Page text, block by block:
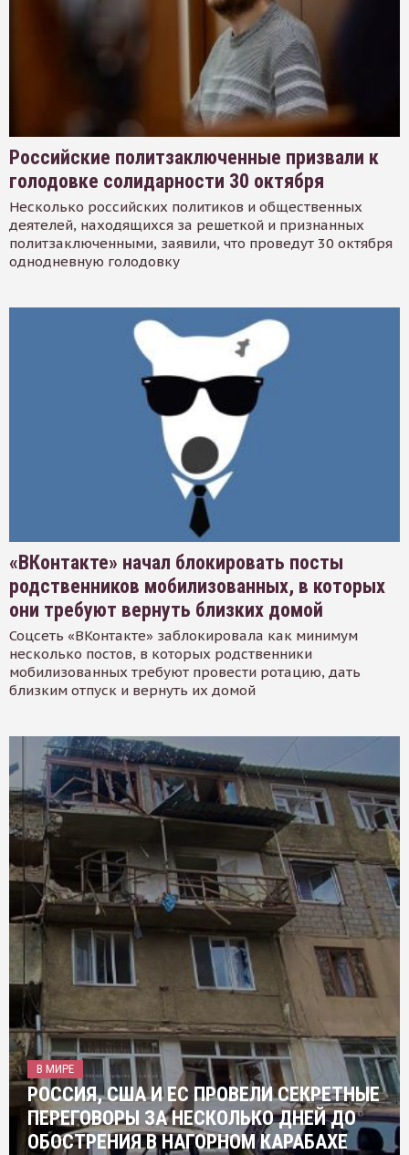
Российские политзаключенные призвали к
голодовке солидарности 30 октября
Несколько российских политиков и общественных
деятелей, находящихся за решеткой и признанных
политзаключенными, заявили, что проведут 30 октября
однодневную голодовку
«ВКонтакте» начал блокировать посты
родственников мобилизованных, в которых
они требуют вернуть близких домой
Соцсеть «ВКонтакте» заблокировала как минимум
несколько постов, в которых родственники
мобилизованных требуют провести ротацию, дать
близким отпуск и вернуть их домой
В МИРЕ
РОССИЯ, США И ЕС ПРОВЕЛИ СЕКРЕТНЫЕ
ПЕРЕГОВОРЫ ЗА НЕСКОЛЬКО ДНЕЙ ДО
ОБОСТРЕНИЯ В НАГОРНОМ КАРАБАХЕ